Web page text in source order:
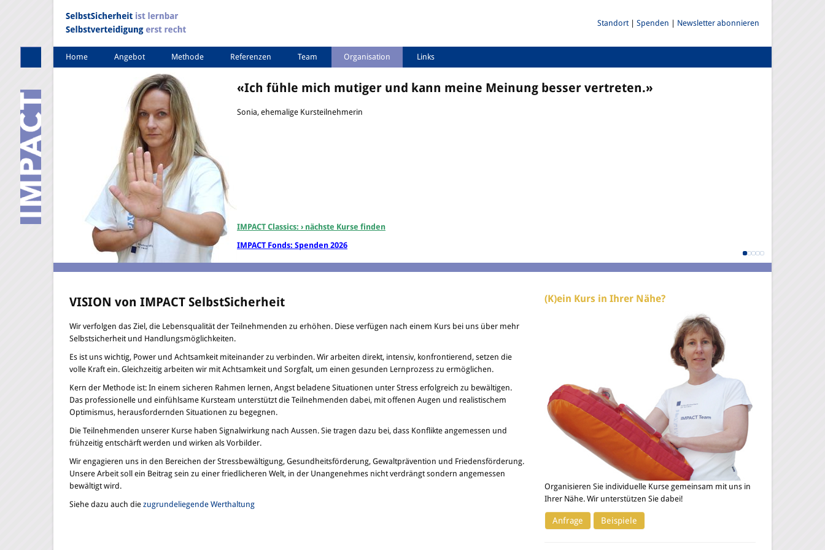
Standort| Spenden | Newsletter abonnieren
Home Angebot Methode Referenzen Team Organisation Links
«Ich fühle mich mutiger und kann meine Meinung besser vertreten.»
Sonia, ehemalige Kursteilnehmerin
IMPACT Classics: › nächste Kurse finden
IMPACT Fonds: Spenden 2026
VISION von IMPACT SelbstSicherheit
Wir verfolgen das Ziel, die Lebensqualität der Teilnehmenden zu erhöhen. Diese verfügen nach einem Kurs bei uns über mehr
Selbstsicherheit und Handlungsmöglichkeiten.
Es ist uns wichtig, Power und Achtsamkeit miteinander zu verbinden. Wir arbeiten direkt, intensiv, konfrontierend, setzen die
volle Kraft ein. Gleichzeitig arbeiten wir mit Achtsamkeit und Sorgfalt, um einen gesunden Lernprozess zu ermöglichen.
Kern der Methode ist: In einem sicheren Rahmen lernen, Angst beladene Situationen unter Stress erfolgreich zu bewältigen.
Das professionelle und einfühlsame Kursteam unterstützt die Teilnehmenden dabei, mit offenen Augen und realistischem
Optimismus, herausfordernden Situationen zu begegnen.
Die Teilnehmenden unserer Kurse haben Signalwirkung nach Aussen. Sie tragen dazu bei, dass Konflikte angemessen und
frühzeitig entschärft werden und wirken als Vorbilder.
Wir engagieren uns in den Bereichen der Stressbewältigung, Gesundheitsförderung, Gewaltprävention und Friedensförderung.
Unsere Arbeit soll ein Beitrag sein zu einer friedlicheren Welt, in der Unangenehmes nicht verdrängt sondern angemessen
bewältigt wird.
Siehe dazu auch die zugrundeliegende Werthaltung
(K)ein Kurs in Ihrer Nähe?
Organisieren Sie individuelle Kurse gemeinsam mit uns in
Ihrer Nähe. Wir unterstützen Sie dabei!
Anfrage Beispiele